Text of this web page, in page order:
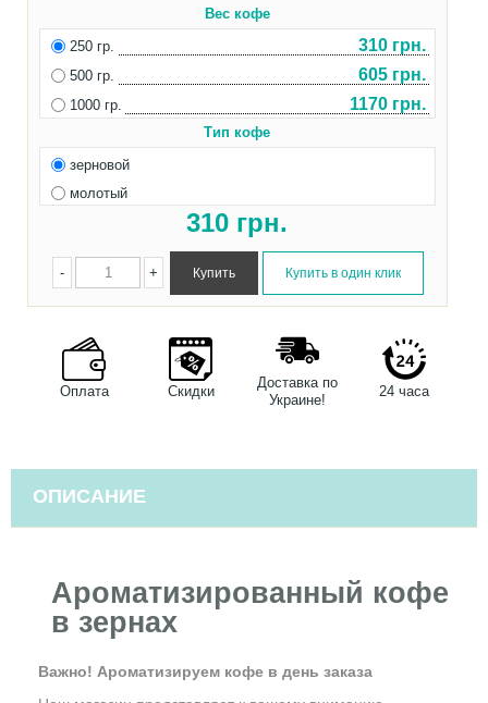
Вес кофе
250 гр.
310 грн.
500 гр. 605 грн.
1000 гр. 1170 грн.
Тип кофе
зерновой
молотый
310 грн.
+
-
Оплата Скидки
Доставка по
Украине!
24 часа
ОПИСАНИЕ
Ароматизированный кофе
в зернах
Важно! Ароматизируем кофе в день заказа